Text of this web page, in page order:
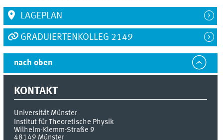
LAGEPLAN
GRADUIERTENKOLLEG 2149
nach oben
KONTAKT
Universität Münster
Institut für Theoretische Physik
Wilhelm-Klemm-Straße 9
48149 Münster